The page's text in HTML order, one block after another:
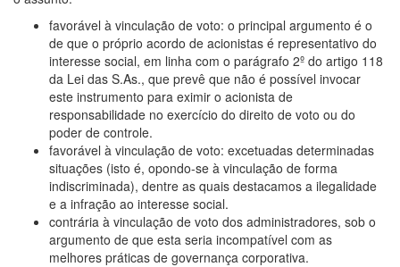
favorável à vinculação de voto: o principal argumento é o
de que o próprio acordo de acionistas é representativo do
interesse social, em linha com o parágrafo 2º do artigo 118
da Lei das S.As., que prevê que não é possível invocar
este instrumento para eximir o acionista de
responsabilidade no exercício do direito de voto ou do
poder de controle.
favorável à vinculação de voto: excetuadas determinadas
situações (isto é, opondo-se à vinculação de forma
indiscriminada), dentre as quais destacamos a ilegalidade
e a infração ao interesse social.
contrária à vinculação de voto dos administradores, sob o
argumento de que esta seria incompatível com as
melhores práticas de governança corporativa.